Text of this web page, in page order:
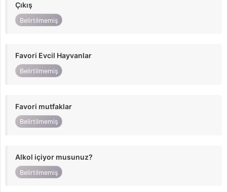
Çıkış
Belirtilmemiş
Favori Evcil Hayvanlar
Belirtilmemiş
Favori mutfaklar
Belirtilmemiş
Alkol içiyor musunuz?
Belirtilmemiş